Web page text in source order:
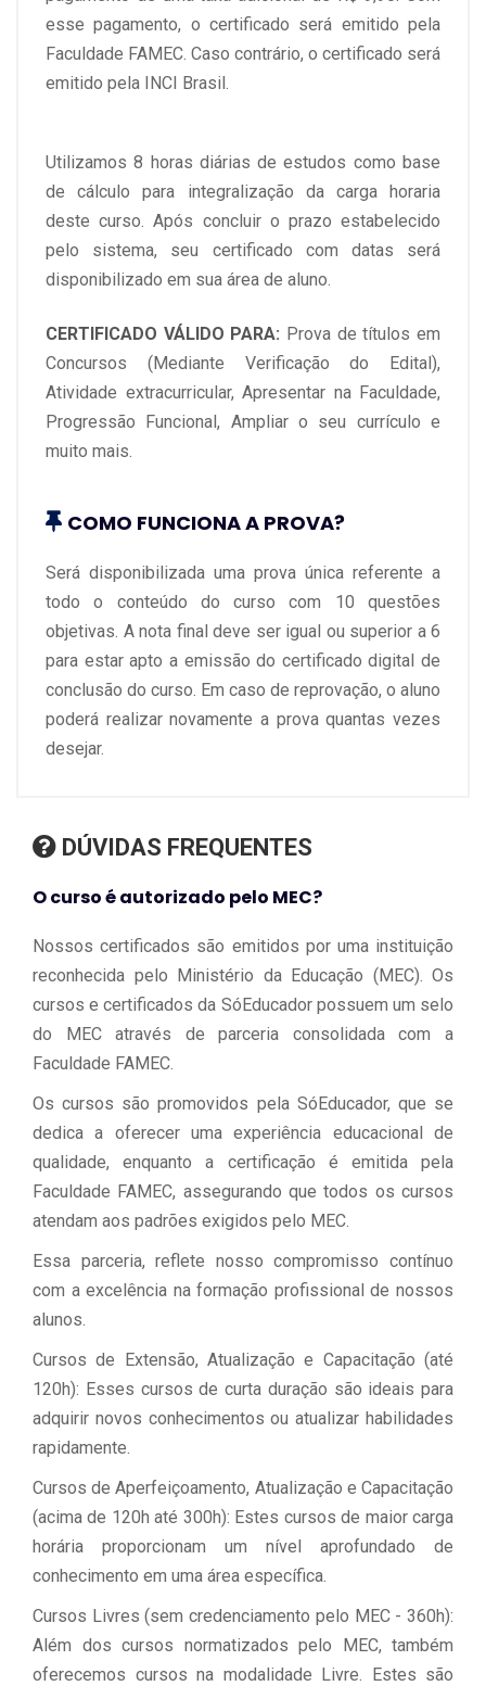
esse pagamento, o certificado será emitido pela
Faculdade FAMEC. Caso contrário, o certificado será
emitido pela INCI Brasil.
Utilizamos 8 horas diárias de estudos como base
de cálculo para integralização da carga horaria
deste curso. Após concluir o prazo estabelecido
pelo sistema, seu certificado com datas será
disponibilizado em sua área de aluno.
CERTIFICADO VÁLIDO PARA: Prova de títulos em
Concursos (Mediante Verificação do Edital),
Atividade extracurricular, Apresentar na Faculdade,
Progressão Funcional, Ampliar o seu currículo e
muito mais.
COMO FUNCIONA A PROVA?
Será disponibilizada uma prova única referente a
todo o conteúdo do curso com 10 questões
objetivas. A nota final deve ser igual ou superior a 6
para estar apto a emissão do certificado digital de
conclusão do curso. Em caso de reprovação, o aluno
poderá realizar novamente a prova quantas vezes
desejar.
DÚVIDAS FREQUENTES
O curso é autorizado pelo MEC?
Nossos certificados são emitidos por uma instituição
reconhecida pelo Ministério da Educação (MEC). Os
cursos e certificados da SóEducador possuem um selo
do MEC através de parceria consolidada com a
Faculdade FAMEC.
Os cursos são promovidos pela SóEducador, que se
dedica a oferecer uma experiência educacional de
qualidade, enquanto a certificação é emitida pela
Faculdade FAMEC, assegurando que todos os cursos
atendam aos padrões exigidos pelo MEC.
Essa parceria, reflete nosso compromisso contínuo
com a excelência na formação profissional de nossos
alunos.
Cursos de Extensão, Atualização e Capacitação (até
120h): Esses cursos de curta duração são ideais para
adquirir novos conhecimentos ou atualizar habilidades
rapidamente.
Cursos de Aperfeiçoamento, Atualização e Capacitação
(acima de 120h até 300h): Estes cursos de maior carga
horária proporcionam um nível aprofundado de
conhecimento em uma área específica.
Cursos Livres (sem credenciamento pelo MEC - 360h):
Além dos cursos normatizados pelo MEC, também
oferecemos cursos na modalidade Livre. Estes são